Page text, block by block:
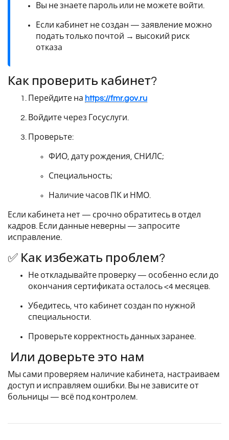
Вы не знаете пароль или не можете войти.
Если кабинет не создан — заявление можно
подать только почтой → высокий риск
отказа
Как проверить кабинет?
Перейдите на https://fmr.gov.ru
Войдите через Госуслуги.
Проверьте:
ФИО, дату рождения, СНИЛС;
Специальность;
Наличие часов ПК и НМО.
Если кабинета нет — срочно обратитесь в отдел
кадров. Если данные неверны — запросите
исправление.
✅ Как избежать проблем?
Не откладывайте проверку — особенно если до
окончания сертификата осталось <4 месяцев.
Убедитесь, что кабинет создан по нужной
специальности.
Проверьте корректность данных заранее.
Или доверьте это нам
Мы сами проверяем наличие кабинета, настраиваем
доступ и исправляем ошибки. Вы не зависите от
больницы — всё под контролем.